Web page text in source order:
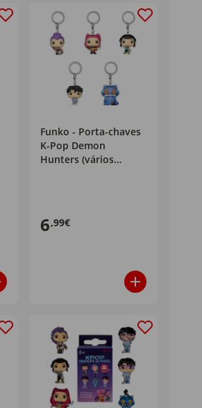
Funko - Porta-chaves
K-Pop Demon
Hunters (vários
6,99€